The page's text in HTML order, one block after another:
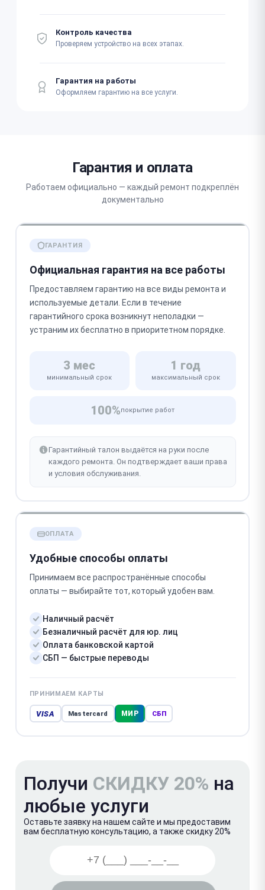
Контроль качества
Проверяем устройство на всех этапах.
Гарантия на работы
Оформляем гарантию на все услуги.
Гарантия и оплата
Работаем официально — каждый ремонт подкреплён
документально
ГАРАНТИЯ
Официальная гарантия на все работы
Предоставляем гарантию на все виды ремонта и
используемые детали. Если в течение
гарантийного срока возникнут неполадки —
устраним их бесплатно в приоритетном порядке.
3 мес
минимальный срок
1 год
максимальный срок
100%покрытие работ
Гарантийный талон выдаётся на руки после
каждого ремонта. Он подтверждает ваши права
и условия обслуживания.
ОПЛАТА
Удобные способы оплаты
Принимаем все распространённые способы
оплаты — выбирайте тот, который удобен вам.
Наличный расчёт
Безналичный расчёт для юр. лиц
Оплата банковской картой
СБП — быстрые переводы
ПРИНИМАЕМ КАРТЫ
VISA Mastercard МИР СБП
Получи СКИДКУ 20% на
любые услуги
Оставьте заявку на нашем сайте и мы предоставим
вам бесплатную консультацию, а также скидку 20%